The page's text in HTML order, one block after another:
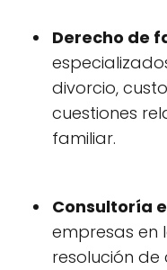
Derecho de
divorcio,
cuestiones
familiar.
Consultoría
empresas en
resolución